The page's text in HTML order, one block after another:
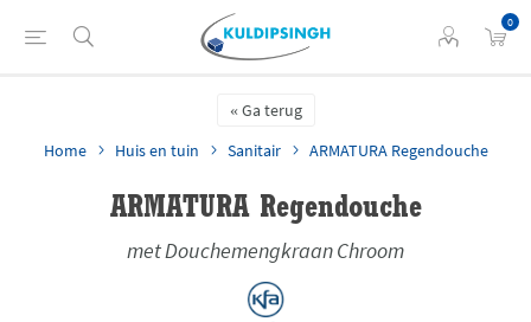
0
Ga terug
Home
Huis en tuin Sanitair ARMATURA Regendouche
ARMATURA Regendouche
met Douchemengkraan Chroom